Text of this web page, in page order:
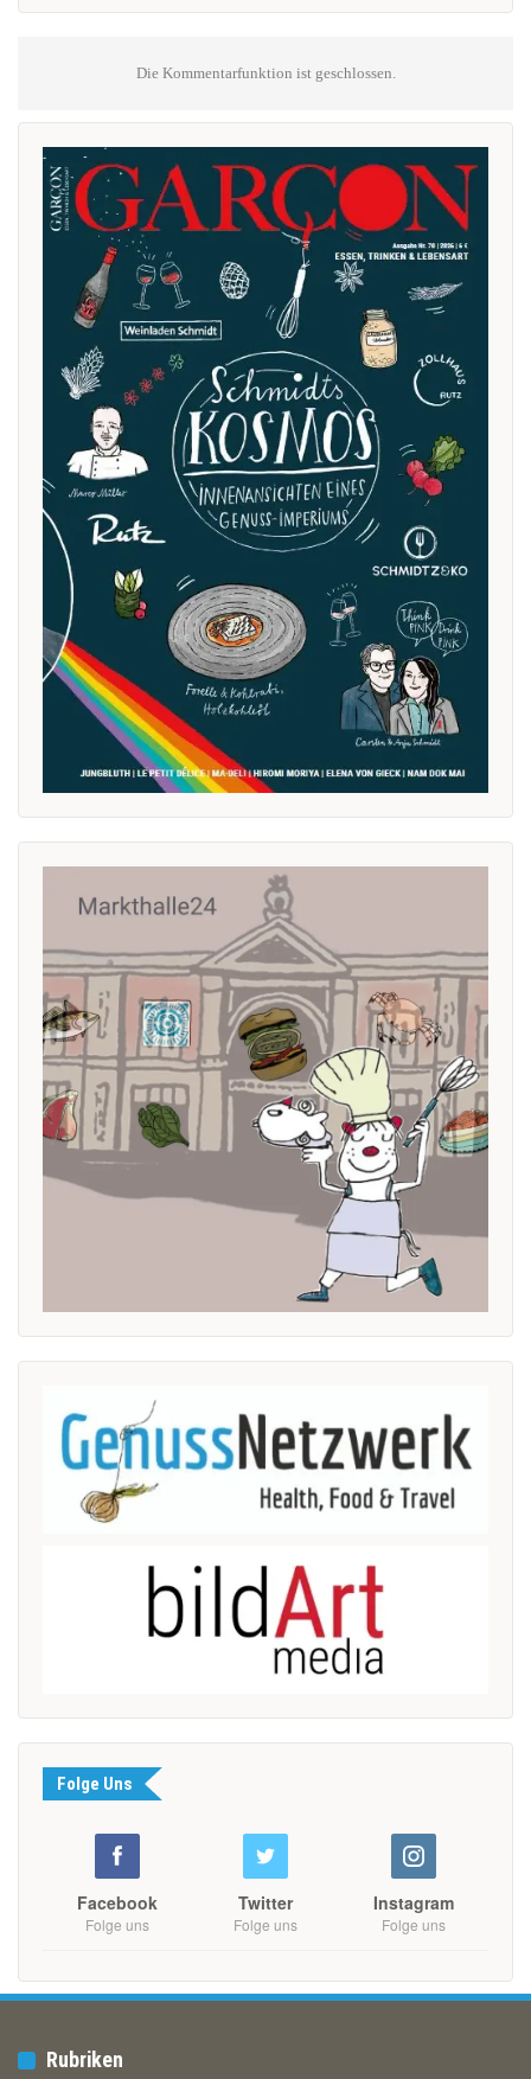
Die Kommentarfunktion ist geschlossen.
Folge Uns
Facebook
Folge uns
Twitter
Folge uns
Instagram
Folge uns
Rubriken